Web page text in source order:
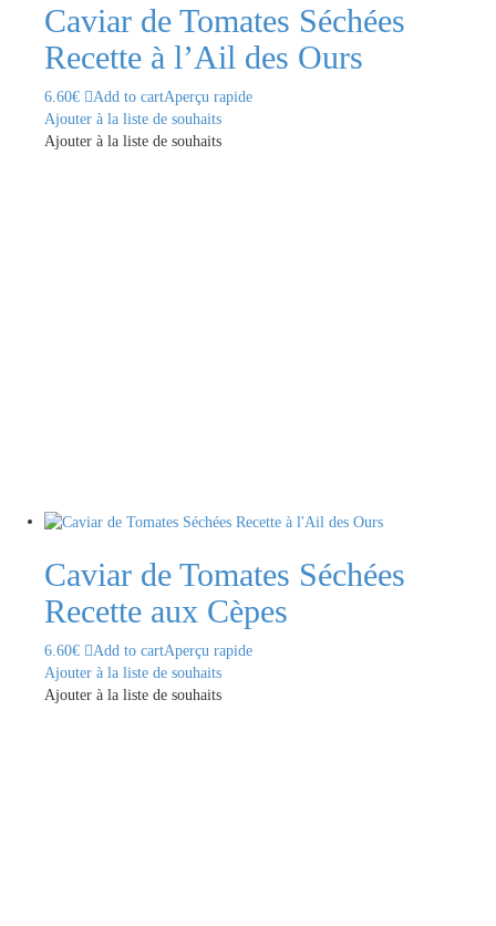
Caviar de Tomates Séchées
Recette à l’Ail des Ours
6.60€ Add to cartAperçu rapide
Ajouter à la liste de souhaits
Ajouter à la liste de souhaits
Caviar de Tomates Séchées
Recette aux Cèpes
6.60€ Add to cartAperçu rapide
Ajouter à la liste de souhaits
Ajouter à la liste de souhaits